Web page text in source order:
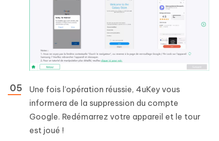
Une fois l’opération réussie, 4uKey vous
informera de la suppression du compte
Google. Redémarrez votre appareil et le tour
est joué !